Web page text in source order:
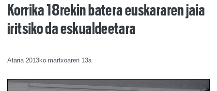
Korrika 18rekin batera euskararen jaia
iritsiko da eskualdeetara
Ataria 2013ko martxoaren 13a